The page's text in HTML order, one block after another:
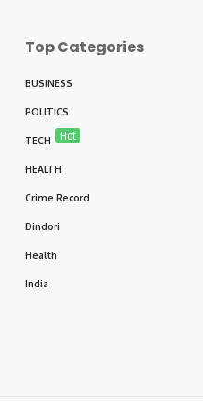
Top Categories
BUSINESS
POLITICS
TECH Hot
HEALTH
Crime Record
Dindori
Health
India